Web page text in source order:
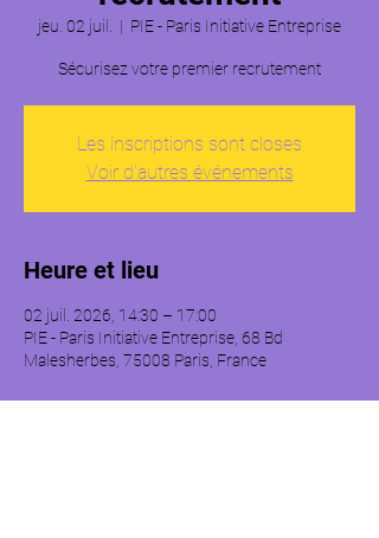
jeu. 02 juil.
  |
PIE - Paris Initiative Entreprise
Sécurisez votre premier recrutement
Les inscriptions sont closes
Voir d'autres événements
Heure et lieu
02 juil. 2026, 14:30 – 17:00
PIE - Paris Initiative Entreprise, 68 Bd
Malesherbes, 75008 Paris, France